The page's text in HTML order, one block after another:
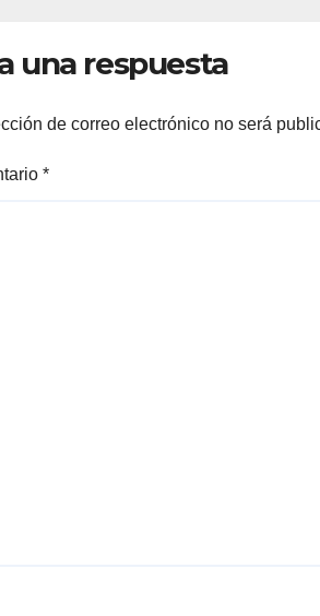
una respuesta
de correo electrónico no será
*